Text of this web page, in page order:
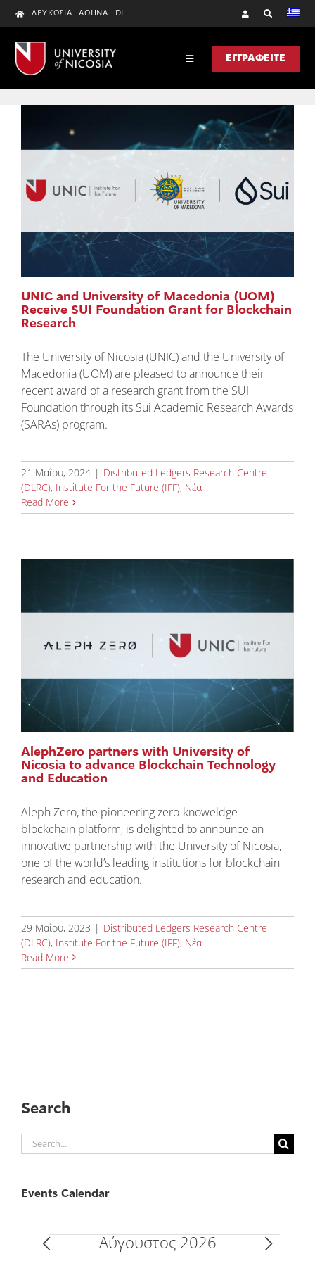
Skip
to
content
ΛΕΥΚΩΣΊΑ ΑΘΉΝΑ DL
Toggle
Navigation
UNIC HEALTH
ΕΓΓΡΑΦΕΙΤΕ
UNIC and University of Macedonia (UOM)
Receive SUI Foundation Grant for Blockchain
Research
The University of Nicosia (UNIC) and the University of
Macedonia (UOM) are pleased to announce their
recent award of a research grant from the SUI
Foundation through its Sui Academic Research Awards
(SARAs) program.
21 Μαΐου, 2024 | Distributed Ledgers Research Centre
(DLRC), Institute For the Future (IFF), Νέα
Read More
AlephZero partners with University of
Nicosia to advance Blockchain Technology
and Education
Aleph Zero, the pioneering zero-knoweldge
blockchain platform, is delighted to announce an
innovative partnership with the University of Nicosia,
one of the world’s leading institutions for blockchain
research and education.
29 Μαΐου, 2023 | Distributed Ledgers Research Centre
(DLRC), Institute For the Future (IFF), Νέα
Read More
Search
Search
for:
Events Calendar
EventsΑύγουστος 2026